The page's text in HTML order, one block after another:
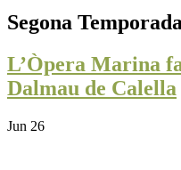
Segona
L’Òpera Marina
Dalmau de Calella
Jun 26